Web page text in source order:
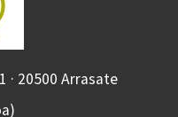
· 20500 Arrasate